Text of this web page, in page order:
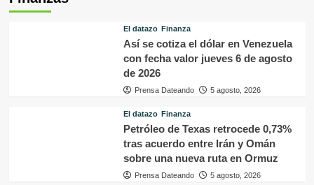
El datazo Finanza
Así se cotiza el dólar en Venezuela
con fecha valor jueves 6 de agosto
de 2026
Prensa Dateando 5 agosto, 2026
El datazo Finanza
Petróleo de Texas retrocede 0,73%
tras acuerdo entre Irán y Omán
sobre una nueva ruta en Ormuz
Prensa Dateando 5 agosto, 2026